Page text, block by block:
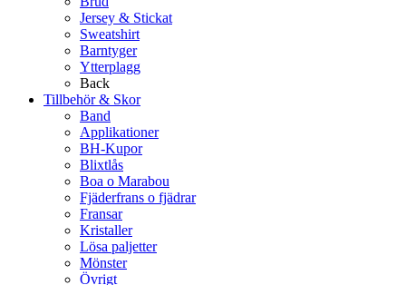
Jersey & Stickat
Sweatshirt
Barntyger
Ytterplagg
Back
Tillbehör & Skor
Band
Applikationer
BH-Kupor
Blixtlås
Boa o Marabou
Fjäderfrans o fjädrar
Fransar
Kristaller
Lösa paljetter
Mönster
Övrigt